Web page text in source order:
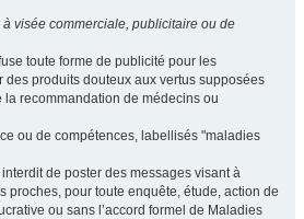
visée commerciale, publicitaire ou de
toute forme de publicité pour les
des produits douteux aux vertus supposées
recommandation de médecins ou
ou de compétences, labellisés "maladies
interdit de poster des messages visant à
proches, pour toute enquête, étude, action de
ou sans l’accord formel de Maladies